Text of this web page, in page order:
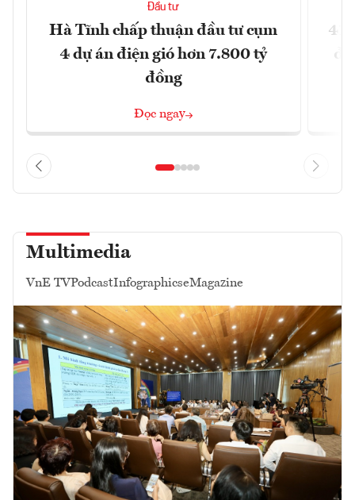
Đầu tư
Hà Tĩnh chấp thuận đầu tư cụm
4 dự án điện gió hơn 7.800 tỷ
đồng
Đọc ngay
41
Multimedia
VnE TVPodcastInfographicseMagazine